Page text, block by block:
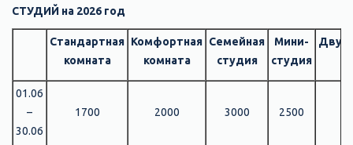
СТУДИЙ на 2026 год
Стандартная
комната
Комфортная
комната
Семейная
студия
Мини-
студия
01.06
–
30.06
1700 2000 3000 2500